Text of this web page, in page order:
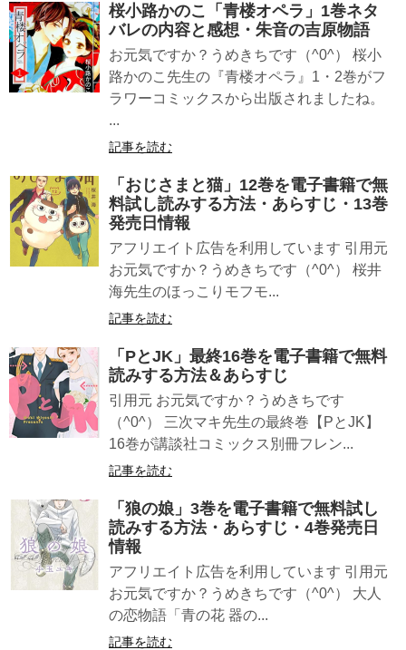
桜小路かのこ「青楼オペラ」1巻ネタ
バレの内容と感想・朱音の吉原物語
お元気ですか？うめきちです（^0^） 桜小
路かのこ先生の『青楼オペラ』1・2巻がフ
ラワーコミックスから出版されましたね。
...
記事を読む
「おじさまと猫」12巻を電子書籍で無
料試し読みする方法・あらすじ・13巻
発売日情報
アフリエイト広告を利用しています 引用元
お元気ですか？うめきちです（^0^） 桜井
海先生のほっこりモフモ...
記事を読む
「PとJK」最終16巻を電子書籍で無料
読みする方法＆あらすじ
引用元 お元気ですか？うめきちです
（^0^） 三次マキ先生の最終巻【PとJK】
16巻が講談社コミックス別冊フレン...
記事を読む
「狼の娘」3巻を電子書籍で無料試し
読みする方法・あらすじ・4巻発売日
情報
アフリエイト広告を利用しています 引用元
お元気ですか？うめきちです（^0^） 大人
の恋物語「青の花 器の...
記事を読む